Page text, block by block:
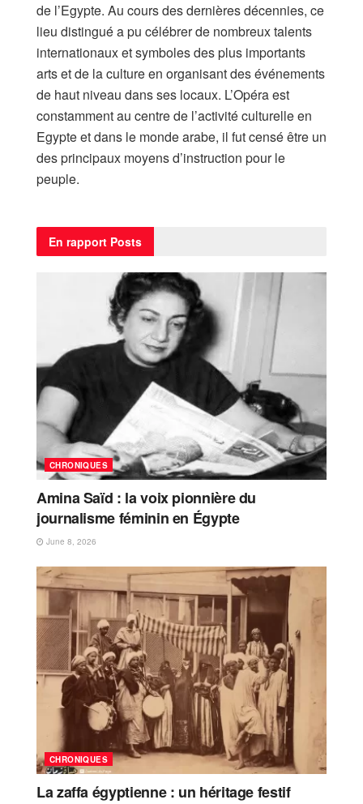
de l’Egypte. Au cours des dernières décennies, ce
lieu distingué a pu célébrer de nombreux talents
internationaux et symboles des plus importants
arts et de la culture en organisant des événements
de haut niveau dans ses locaux. L’Opéra est
constamment au centre de l’activité culturelle en
Egypte et dans le monde arabe, il fut censé être un
des principaux moyens d’instruction pour le
peuple.
En rapport Posts
CHRONIQUES
Amina Saïd : la voix pionnière du
journalisme féminin en Égypte
June 8, 2026
CHRONIQUES
La zaffa égyptienne : un héritage festif